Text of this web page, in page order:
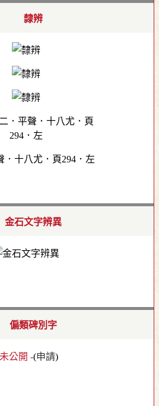
隸辨
．十八尤．頁294．左
金石文字辨異
偏類碑別字
公開 -(申請)